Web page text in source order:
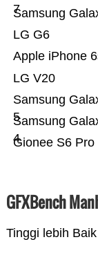
Gionee S6 Pro
Samsung
4
Samsung
5
LG V20
Apple iPhone
LG G6
Samsung
7
GFXBench
Tinggi lebih Baik